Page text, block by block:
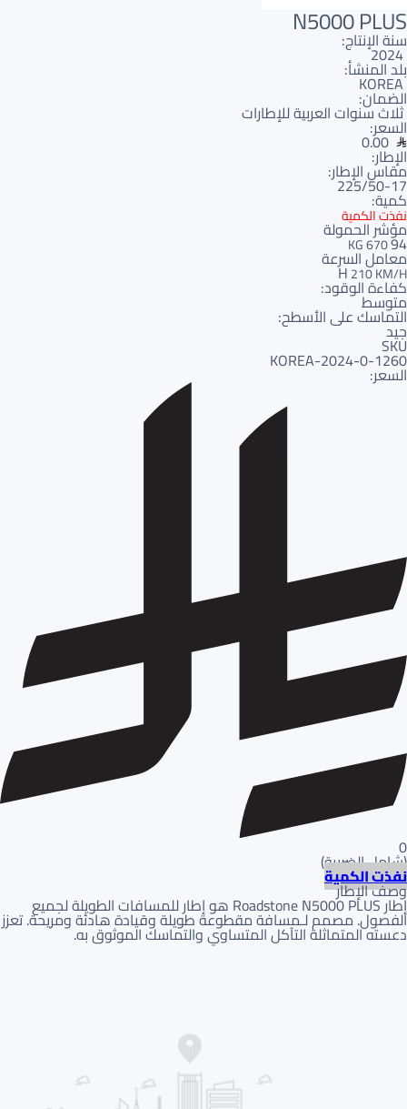
N5000 PLUS
سنة الإنتاج:
2024
بلد المنشأ:
KOREA
الضمان:
ثلاث سنوات العربية للإطارات
السعر:
0.00
الإطار:
مقاس الإطار:
225/50-17
كمية:
نفذت الكمية
مؤشر الحمولة
94
670 KG
معامل السرعة
H210 KM/H
كفاءة الوقود:
متوسط
التماسك على الأسطح:
جيد
SKU
1260-KOREA-2024-0
السعر:
0
(شامل الضريبة)
نفذت الكمية
وصف الإطار
إطار Roadstone N5000 PLUS هو إطار للمسافات الطويلة لجميع
الفصول. مصمم لـمسافة مقطوعة طويلة وقيادة هادئة ومريحة. تعزز
دعسته المتماثلة التآكل المتساوي والتماسك الموثوق به.